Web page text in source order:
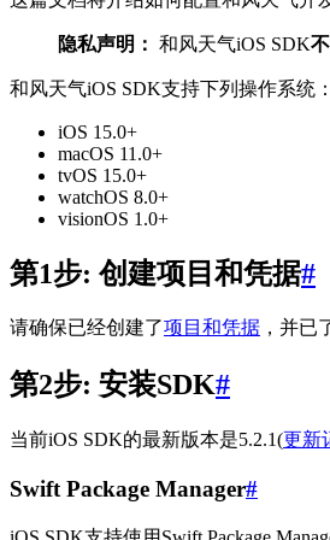
隐私声明： 和风天气iOS SDK
和风天气iOS SDK支持下列操作系统：
iOS 15.0+
macOS 11.0+
tvOS 15.0+
watchOS 8.0+
visionOS 1.0+
第1步: 创建项目和凭据#
请确保已经创建了项目和凭据 ，并已
第2步: 安装SDK#
当前iOS SDK的最新版本是5.2.1(更新
Swift Package Manager#